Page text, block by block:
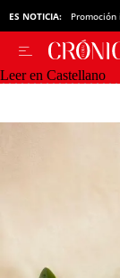
ES NOTICIA:
Leer en Castellano